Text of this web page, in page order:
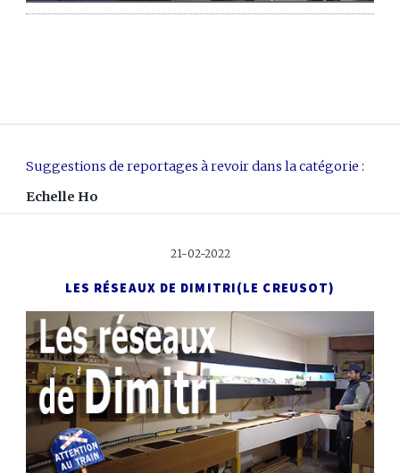
Suggestions de reportages à revoir dans la catégorie :
Echelle Ho
21-02-2022
LES RÉSEAUX DE DIMITRI(LE CREUSOT)